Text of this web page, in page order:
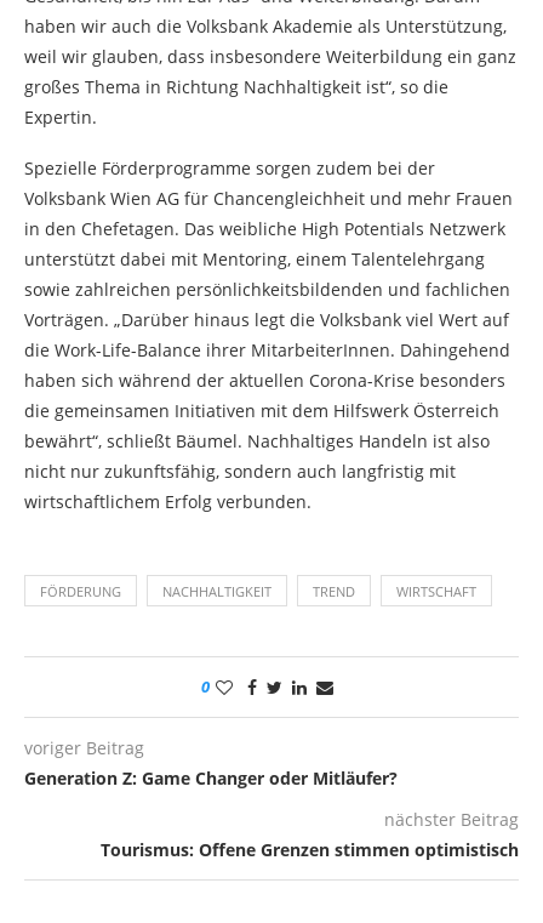
haben wir auch die Volksbank Akademie als Unterstützung,
weil wir glauben, dass insbesondere Weiterbildung ein ganz
großes Thema in Richtung Nachhaltigkeit ist“, so die
Expertin.
Spezielle Förderprogramme sorgen zudem bei der
Volksbank Wien AG für Chancengleichheit und mehr Frauen
in den Chefetagen. Das weibliche High Potentials Netzwerk
unterstützt dabei mit Mentoring, einem Talentelehrgang
sowie zahlreichen persönlichkeitsbildenden und fachlichen
Vorträgen. „Darüber hinaus legt die Volksbank viel Wert auf
die Work-Life-Balance ihrer MitarbeiterInnen. Dahingehend
haben sich während der aktuellen Corona-Krise besonders
die gemeinsamen Initiativen mit dem Hilfswerk Österreich
bewährt“, schließt Bäumel. Nachhaltiges Handeln ist also
nicht nur zukunftsfähig, sondern auch langfristig mit
wirtschaftlichem Erfolg verbunden.
FÖRDERUNG NACHHALTIGKEIT TREND WIRTSCHAFT
0
voriger Beitrag
Generation Z: Game Changer oder Mitläufer?
nächster Beitrag
Tourismus: Offene Grenzen stimmen optimistisch